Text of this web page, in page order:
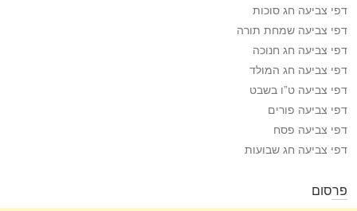
דפי צביעה חג סוכות
דפי צביעה שמחת תורה
דפי צביעה חג חנוכה
דפי צביעה חג המולד
דפי צביעה ט”ו בשבט
דפי צביעה פורים
דפי צביעה פסח
דפי צביעה חג שבועות
פרסום